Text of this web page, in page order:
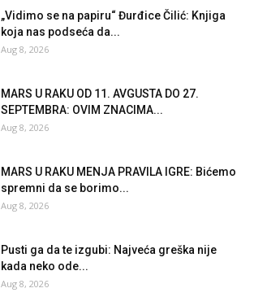
„Vidimo se na papiru“ Đurđice Čilić: Knjiga
koja nas podseća da...
Aug 8, 2026
MARS U RAKU OD 11. AVGUSTA DO 27.
SEPTEMBRA: OVIM ZNACIMA...
Aug 8, 2026
MARS U RAKU MENJA PRAVILA IGRE: Bićemo
spremni da se borimo...
Aug 8, 2026
Pusti ga da te izgubi: Najveća greška nije
kada neko ode...
Aug 8, 2026